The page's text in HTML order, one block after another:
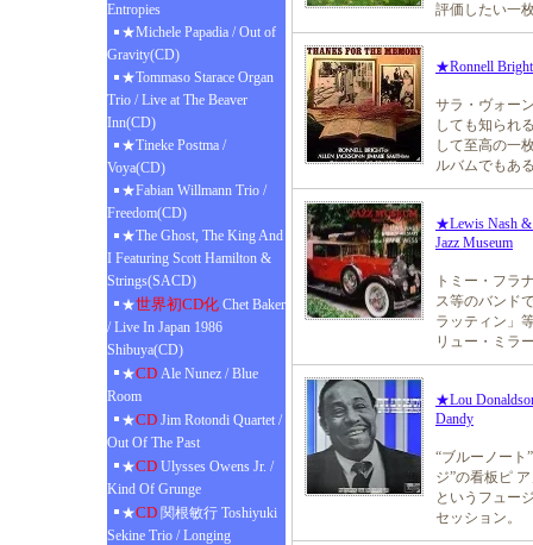
Entropies
★Michele Papadia / Out of
Gravity(CD)
★Tommaso Starace Organ
Trio / Live at The Beaver
Inn(CD)
★Tineke Postma /
Voya(CD)
★Fabian Willmann Trio /
Freedom(CD)
★The Ghost, The King And
I Featuring Scott Hamilton &
Strings(SACD)
★世界初CD化 Chet Baker
/ Live In Japan 1986
Shibuya(CD)
★CD Ale Nunez / Blue
Room
★CD Jim Rotondi Quartet /
Out Of The Past
★CD Ulysses Owens Jr. /
Kind Of Grunge
★CD 関根敏行 Toshiyuki
Sekine Trio / Longing
評価したい一
★Ronnell Bright
サラ・ヴォー
しても知られ
して至高の一
ルバムでもあ
★Lewis Nash &
Jazz Museum
トミー・フラ
ス等のバンド
ラッティン」
リュー・ミラ
★Lou
Dandy
“ブルーノート
ジ”の看板ピ
というフュー
セッション。